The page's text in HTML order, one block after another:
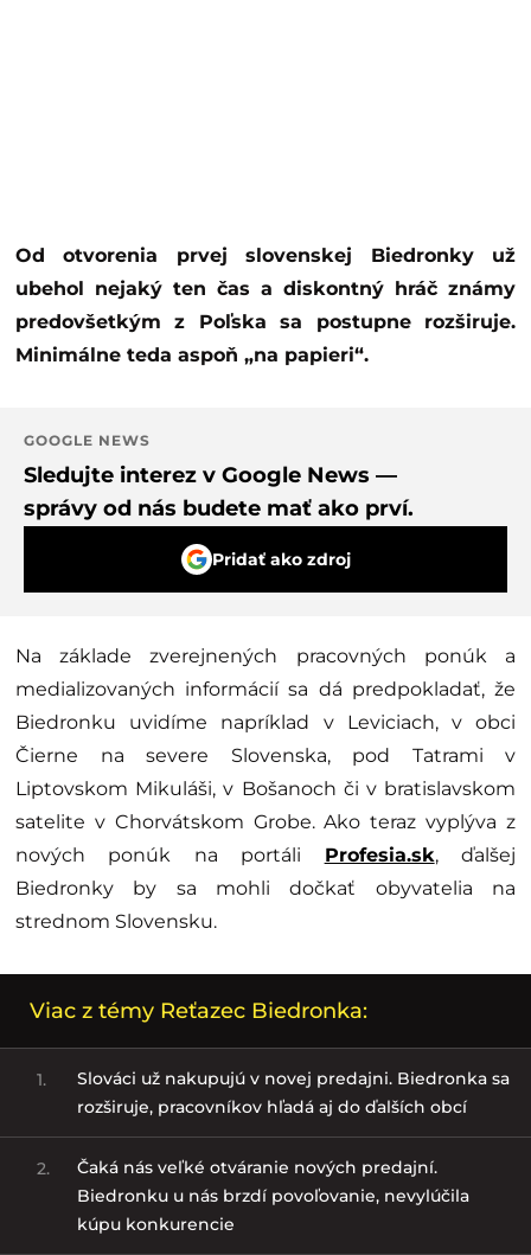
Od otvorenia prvej slovenskej Biedronky už
ubehol nejaký ten čas a diskontný hráč známy
predovšetkým z Poľska sa postupne rozširuje.
Minimálne teda aspoň „na papieri“.
GOOGLE NEWS
Sledujte interez v Google News —
správy od nás budete mať ako prví.
Pridať ako zdroj
Na základe zverejnených pracovných ponúk a
medializovaných informácií sa dá predpokladať, že
Biedronku uvidíme napríklad v Leviciach, v obci
Čierne na severe Slovenska, pod Tatrami v
Liptovskom Mikuláši, v Bošanoch či v bratislavskom
satelite v Chorvátskom Grobe. Ako teraz vyplýva z
nových ponúk na portáli Profesia.sk, ďalšej
Biedronky by sa mohli dočkať obyvatelia na
strednom Slovensku.
Viac z témy Reťazec Biedronka:
1.
Slováci už nakupujú v novej predajni. Biedronka sa
rozširuje, pracovníkov hľadá aj do ďalších obcí
2.
Čaká nás veľké otváranie nových predajní.
Biedronku u nás brzdí povoľovanie, nevylúčila
kúpu konkurencie